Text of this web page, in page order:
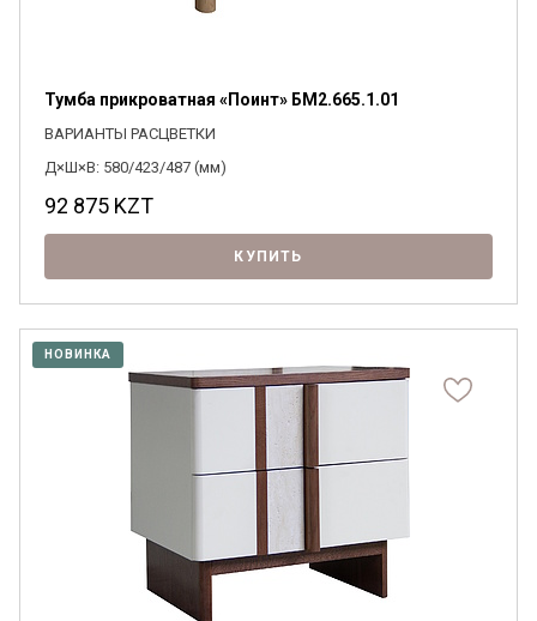
Тумба прикроватная «Поинт» БМ2.665.1.01
ВАРИАНТЫ РАСЦВЕТКИ
Д×Ш×В: 580/423/487 (мм)
92 875 KZT
КУПИТЬ
НОВИНКА